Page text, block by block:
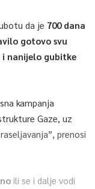
da je 700 dana
gotovo svu
nanijelo gubitke
kampanja
Gaze, uz
prenosi
ili se i dalje vodi